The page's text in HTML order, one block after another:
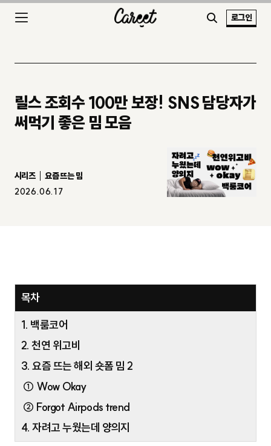
로그인
릴스 조회수 100만 보장! SNS 담당자가
써먹기 좋은 밈 모음
시리즈
요즘 뜨는 밈
2026.06.17
목차
1. 백룸코어
2. 천연 위고비
3. 요즘 뜨는 해외 숏폼 밈 2
① Wow Okay
② Forgot Airpods trend
4. 자려고 누웠는데 양의지